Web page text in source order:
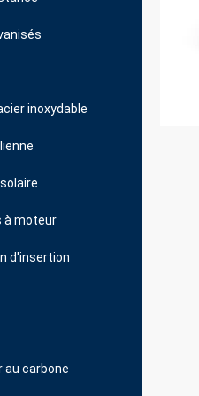
inoxydable
à moteur
d'insertion
au carbone